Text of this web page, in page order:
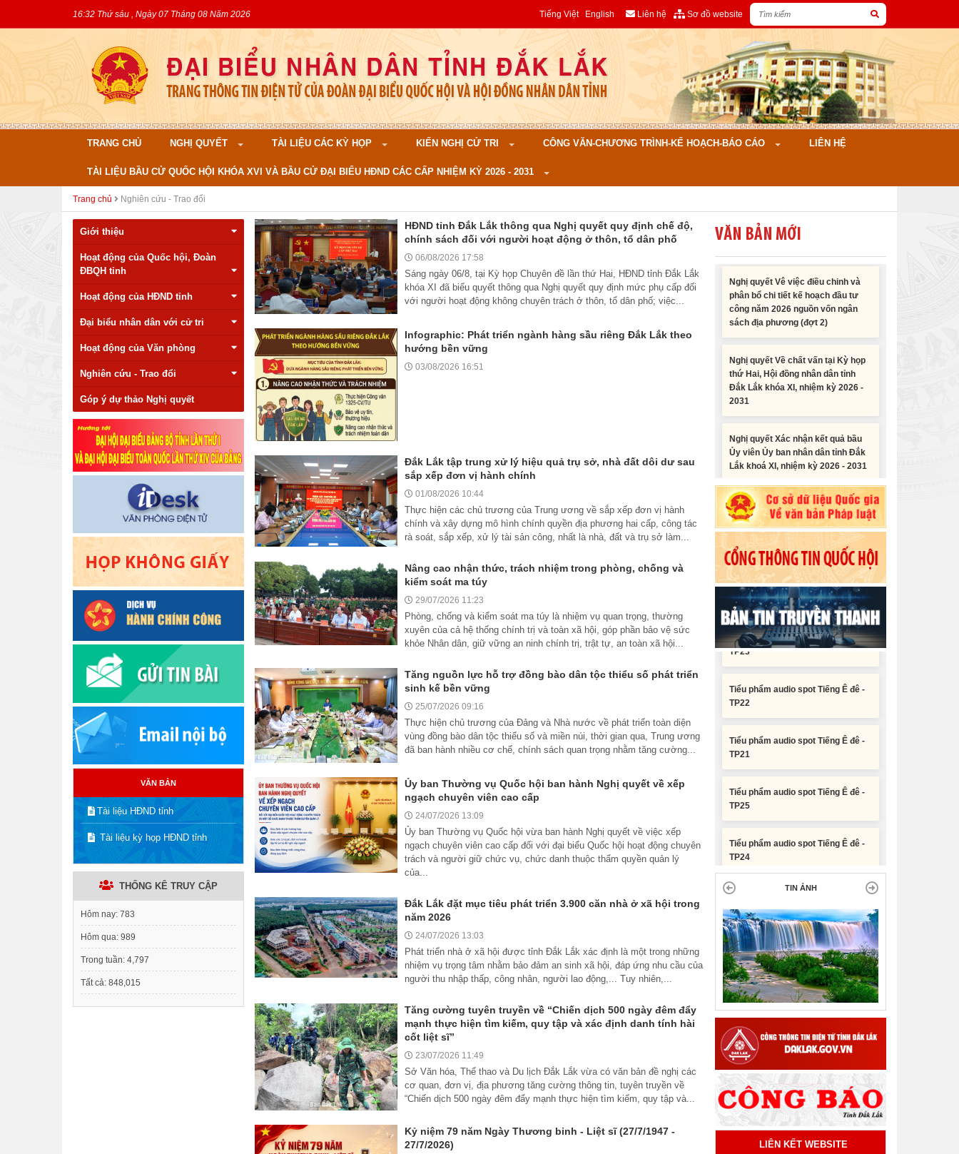
16:32 Thứ sáu , Ngày 07 Tháng 08 Năm 2026 Tiếng Việt English Liên hệ Sơ đồ website
TRANG CHỦ NGHỊ QUYẾT TÀI LIỆU CÁC KỲ HỌP KIẾN NGHỊ CỬ TRI CÔNG VĂN-CHƯƠNG TRÌNH-KẾ HOẠCH-BÁO CÁO LIÊN HỆ
TÀI LIỆU BẦU CỬ QUỐC HỘI KHÓA XVI VÀ BẦU CỬ ĐẠI BIỂU HĐND CÁC CẤP NHIỆM KỲ 2026 - 2031
Trang chủ Nghiên cứu - Trao đổi
Giới thiệu
Hoạt động của Quốc hội, Đoàn
ĐBQH tỉnh
Hoạt động của HĐND tỉnh
Đại biểu nhân dân với cử tri
Hoạt động của Văn phòng
Nghiên cứu - Trao đổi
Góp ý dự thảo Nghị quyết
VĂN BẢN
Tài liệu HĐND tỉnh
Tài liệu kỳ họp HĐND tỉnh
THỐNG KÊ TRUY CẬP
Hôm nay: 783
Hôm qua: 989
Trong tuần: 4,797
Tất cả: 848,015
HĐND tỉnh Đắk Lắk thông qua Nghị quyết quy định chế độ,
chính sách đối với người hoạt động ở thôn, tổ dân phố
06/08/2026 17:58
Sáng ngày 06/8, tại Kỳ họp Chuyên đề lần thứ Hai, HĐND tỉnh Đắk Lắk
khóa XI đã biểu quyết thông qua Nghị quyết quy định mức phụ cấp đối
với người hoạt động không chuyên trách ở thôn, tổ dân phố; việc...
Infographic: Phát triển ngành hàng sầu riêng Đắk Lắk theo
hướng bền vững
03/08/2026 16:51
Đắk Lắk tập trung xử lý hiệu quả trụ sở, nhà đất dôi dư sau
sắp xếp đơn vị hành chính
01/08/2026 10:44
Thực hiện các chủ trương của Trung ương về sắp xếp đơn vị hành
chính và xây dựng mô hình chính quyền địa phương hai cấp, công tác
rà soát, sắp xếp, xử lý tài sản công, nhất là nhà, đất và trụ sở làm...
Nâng cao nhận thức, trách nhiệm trong phòng, chống và
kiểm soát ma túy
29/07/2026 11:23
Phòng, chống và kiểm soát ma túy là nhiệm vụ quan trọng, thường
xuyên của cả hệ thống chính trị và toàn xã hội, góp phần bảo vệ sức
khỏe Nhân dân, giữ vững an ninh chính trị, trật tự, an toàn xã hội...
Tăng nguồn lực hỗ trợ đồng bào dân tộc thiểu số phát triển
sinh kế bền vững
25/07/2026 09:16
Thực hiện chủ trương của Đảng và Nhà nước về phát triển toàn diện
vùng đồng bào dân tộc thiểu số và miền núi, thời gian qua, Trung ương
đã ban hành nhiều cơ chế, chính sách quan trọng nhằm tăng cường...
Ủy ban Thường vụ Quốc hội ban hành Nghị quyết về xếp
ngạch chuyên viên cao cấp
24/07/2026 13:09
Ủy ban Thường vụ Quốc hội vừa ban hành Nghị quyết về việc xếp
ngạch chuyên viên cao cấp đối với đại biểu Quốc hội hoạt động chuyên
trách và người giữ chức vụ, chức danh thuộc thẩm quyền quản lý
của...
Đắk Lắk đặt mục tiêu phát triển 3.900 căn nhà ở xã hội trong
năm 2026
24/07/2026 13:03
Phát triển nhà ở xã hội được tỉnh Đắk Lắk xác định là một trong những
nhiệm vụ trọng tâm nhằm bảo đảm an sinh xã hội, đáp ứng nhu cầu của
người thu nhập thấp, công nhân, người lao động,... Tuy nhiên,...
Tăng cường tuyên truyền về “Chiến dịch 500 ngày đêm đẩy
mạnh thực hiện tìm kiếm, quy tập và xác định danh tính hài
cốt liệt sĩ”
23/07/2026 11:49
Sở Văn hóa, Thể thao và Du lịch Đắk Lắk vừa có văn bản đề nghị các
cơ quan, đơn vị, địa phương tăng cường thông tin, tuyên truyền về
“Chiến dịch 500 ngày đêm đẩy mạnh thực hiện tìm kiếm, quy tập và...
Kỷ niệm 79 năm Ngày Thương binh - Liệt sĩ (27/7/1947 -
27/7/2026)
VĂN BẢN MỚI
Nghị quyết Cho ý kiến về cam kết
bố trí nguồn vốn đối ứng ngân sách
địa phương để thực hiện Dự án
Xây dựng Trụ sở làm...
Nghị quyết Vê việc điều chinh và
công năm 2026 nguồn vốn ngân
sách địa phương (đợt 2)
Đắk Lắk khóa XI, nhiệm kỳ 2026 -
2031
Lắk khoá XI, nhiệm kỳ 2026 - 2031
bố trí nguồn vốn đối ứng ngân sách
địa phương để thực hiện Dự án
Xây dựng Trụ sở làm...
Nghị quyết về việc phân bổ kế
hoạch vốn đầu tư phát triển được
phép kéo dài thời gian sang năm
2026 thực hiện và giải...
Nghị quyết Vê việc điều chinh và
phân bổ chi tiết kế hoạch đầu tư
Đắk Lắk khóa XI, nhiệm kỳ 2026 -
2031
Nghị quyết Xác nhận kết quả bầu
Ủy viên Ủy ban nhân dân tỉnh Đắk
Lắk khoá XI, nhiệm kỳ 2026 - 2031
Tiểu phẩm audio spot Tiếng Ê đê -
TP25
Tiểu phẩm audio spot Tiếng Ê đê -
TP24
Tiểu phẩm audio spot Tiếng Ê đê -
TP23
Tiểu phẩm audio spot Tiếng Ê đê -
Tiểu phẩm audio spot Tiếng Ê đê -
Tiểu phẩm audio spot Tiếng Ê đê -
Tiểu phẩm audio spot Tiếng Ê đê -
Tiểu phẩm audio spot Tiếng Ê đê -
TP23
Tiểu phẩm audio spot Tiếng Ê đê -
TP22
Tiểu phẩm audio spot Tiếng Ê đê -
TP21
TIN ẢNH
LIÊN KẾT WEBSITE